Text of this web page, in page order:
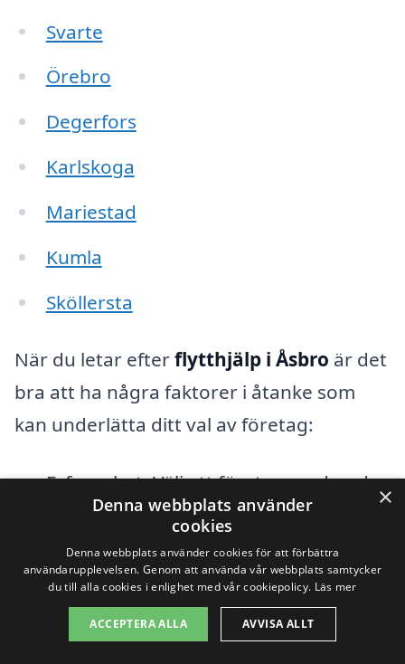
Svarte
Örebro
Degerfors
Karlskoga
Mariestad
Kumla
Sköllersta
När du letar efterflytthjälp i Åsbro är det
bra att ha några faktorer i åtanke som
kan underlätta ditt val av företag:
Erfarenhet: Välj ett företag med goda
referenser och erfarenhet av liknande
uppdrag.
Erbjudande: Jämför priser och tjänster
från olika företag för att hitta det
×
Denna webbplats använder
cookies
Denna webbplats använder cookies för att förbättra
användarupplevelsen. Genom att använda vår webbplats samtycker
du till alla cookies i enlighet med vår cookiepolicy. Läs mer
ACCEPTERA ALLA AVVISA ALLT